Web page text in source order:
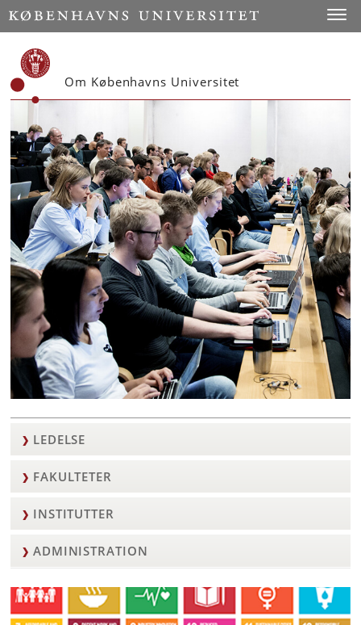
Start
Om Københavns Universitet
Et forskningsuniversitet i
verdensklasse
LEDELSE
FAKULTETER
INSTITUTTER
ADMINISTRATION